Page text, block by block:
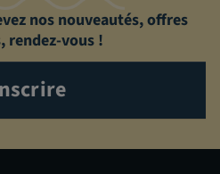
nos nouveautés, offres
rendez-vous !